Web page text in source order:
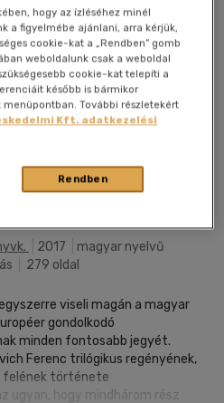
2017
magyar nyelvű
279 oldal
viseli magán a magyar
gondolkodó
minden fontosabb jegyét.
Ferenc trilógikus regényének,
felének története
ugyan, hogy mindhárom rész
hogy az ízléséhez minél
a figyelmébe ajánlani, arra kérjük,
cookie-kat a „Rendben” gomb
weboldalunk csak a weboldal
cookie-kat telepíti a
később is bármikor
További részletekért
Kft. adatkezelési
Rendben